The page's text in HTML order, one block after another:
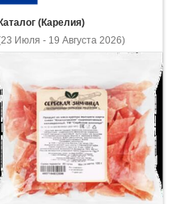
Каталог (Карелия)
Июля - 19 Августа 2026)